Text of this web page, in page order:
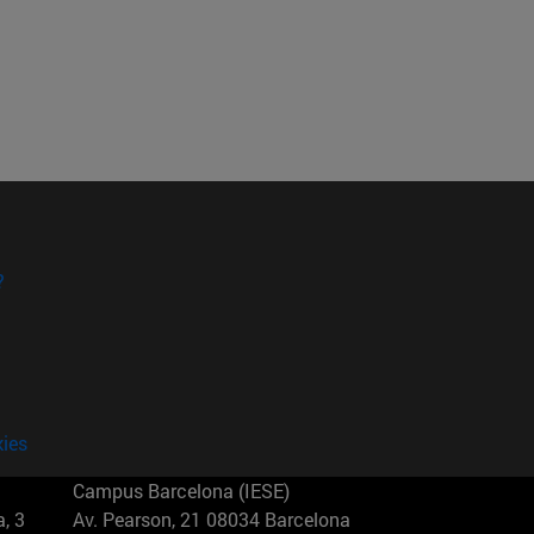
3
Campus Barcelona (IESE)
Av. Pearson, 21 08034 Barcelona